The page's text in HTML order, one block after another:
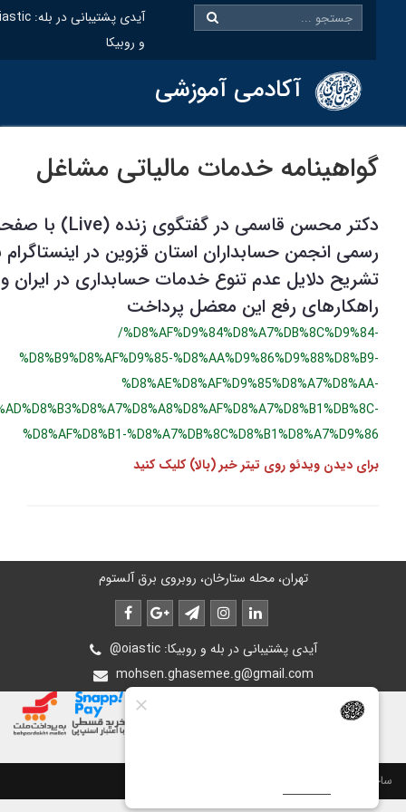
@oiastic :آیدی پشتیبانی در بله
و روبیکا
آکادمی آموزشی
خدمات مالیاتی مشاغل
دکتر محسن قاسمی در گفتگوی زنده (Live) با صفحه
انجمن حسابداران استان قزوین در اینستاگرام به
دلایل عدم تنوع خدمات حسابداری در ایران و
رفع این معضل پرداخت
/
%D8%B9%D8%AF%D9%85-
%D8%AF%D8%B1-
دیدن ویدئو روی تیتر خبر (بالا) کلیک کنید
تهران، محله ستارخان، روبروی برق آلستوم
@oiastic :آیدی پشتیبانی در بله و روبیکا
mohsen.ghasemee.g@gmail.com
سایت توسط